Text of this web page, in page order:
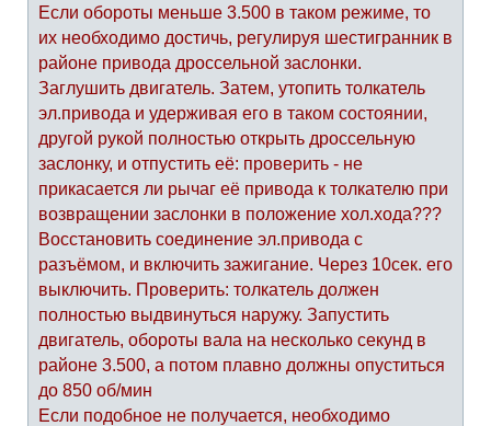
Если обороты меньше 3.500 в таком режиме, то
их необходимо достичь, регулируя шестигранник в
районе привода дроссельной заслонки.
Заглушить двигатель. Затем, утопить толкатель
эл.привода и удерживая его в таком состоянии,
другой рукой полностью открыть дроссельную
заслонку, и отпустить её: проверить - не
прикасается ли рычаг её привода к толкателю при
возвращении заслонки в положение хол.хода???
Восстановить соединение эл.привода с
разъёмом, и включить зажигание. Через 10сек. его
выключить. Проверить: толкатель должен
полностью выдвинуться наружу. Запустить
двигатель, обороты вала на несколько секунд в
районе 3.500, а потом плавно должны опуститься
до 850 об/мин
Если подобное не получается, необходимо